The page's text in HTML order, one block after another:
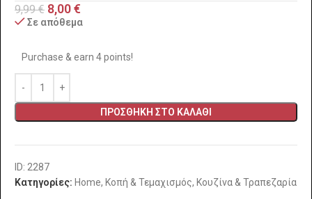
9,99€ 8,00€
Σε απόθεμα
Purchase & earn 4 points!
ΠΡΟΣΘΉΚΗ ΣΤΟ ΚΑΛΆΘΙ
ID: 2287
Κατηγορίες: Home, Κοπή & Τεμαχισμός, Κουζίνα & Τραπεζαρία